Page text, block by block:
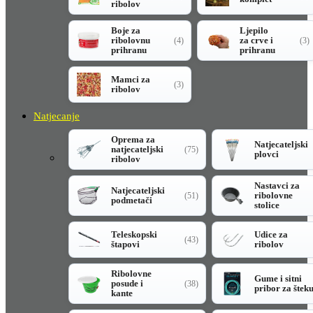
ribolov
Boje za
ribolovnu
prihranu
(4)
Ljepilo
za crve i
prihranu
(3)
Mamci za
ribolov
(3)
Natjecanje
Oprema za
natjecateljski
ribolov
(75)
Natjecateljski
plovci
Natjecateljski
podmetači
(51)
Nastavci za
ribolovne
stolice
Teleskopski
štapovi
(43)
Udice za
ribolov
Ribolovne
posude i
kante
(38)
Gume i sitni
pribor za šteku